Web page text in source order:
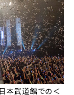
本武道館での＜